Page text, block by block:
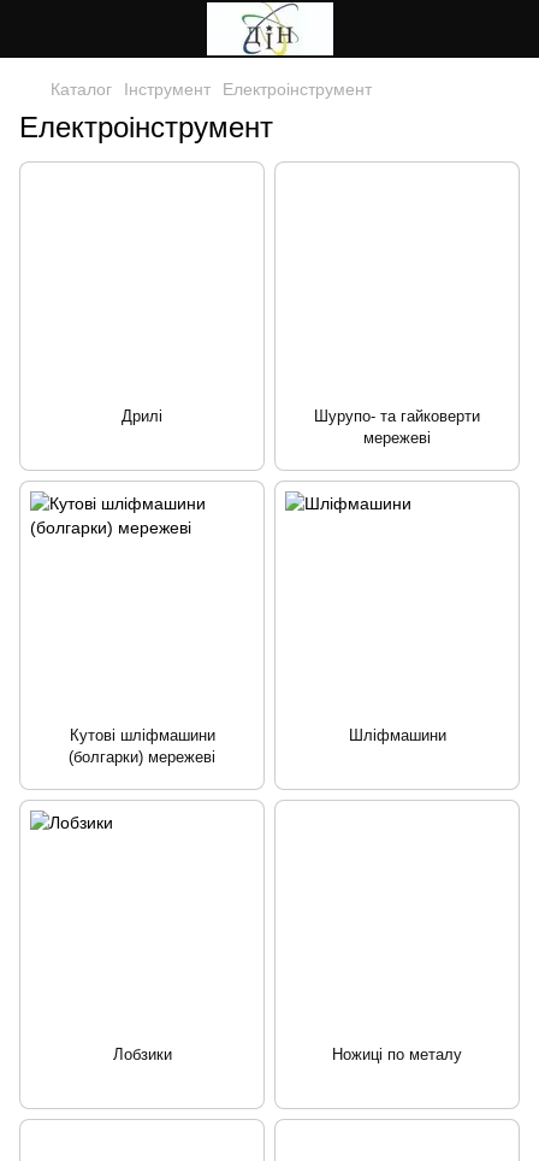
Каталог Інструмент Електроінструмент
Електроінструмент
Дрилі
Шурупо- та гайковерти
мережеві
Кутові шліфмашини
(болгарки) мережеві
Шліфмашини
Лобзики Ножиці по металу